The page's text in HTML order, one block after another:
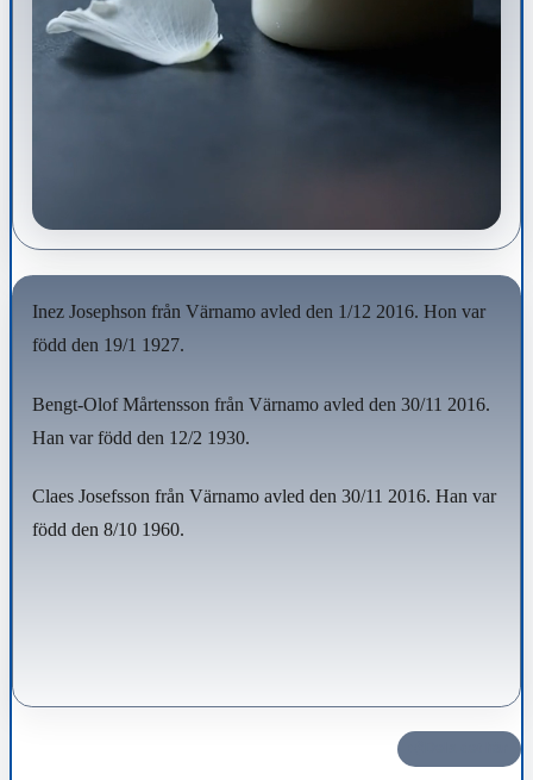
Inez Josephson från Värnamo avled den 1/12 2016. Hon var
född den 19/1 1927.
Bengt-Olof Mårtensson från Värnamo avled den 30/11 2016.
Han var född den 12/2 1930.
Claes Josefsson från Värnamo avled den 30/11 2016. Han var
född den 8/10 1960.